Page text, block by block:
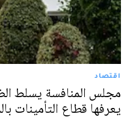
اقتصاد
مجلس المنافسة يسلط
يعرفها قطاع التأمينات